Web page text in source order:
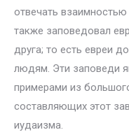
отвечать
также заповедовал
друга; то есть евреи
людям. Эти заповеди
примерами из
составляющих этот
иудаизма.